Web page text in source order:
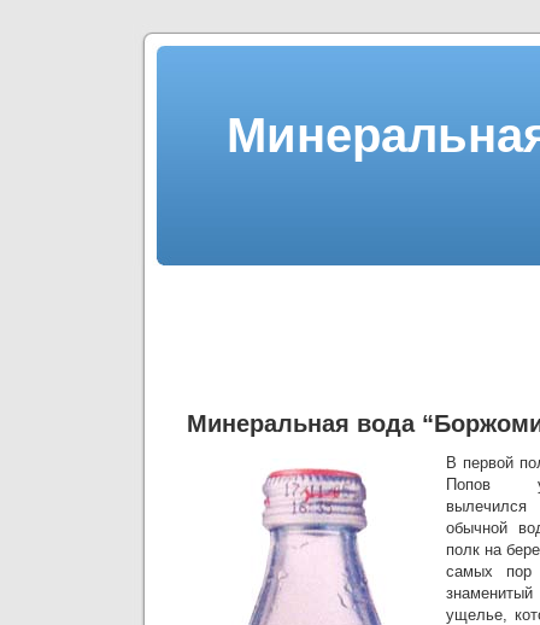
Минеральная вода
В первой
Попов
обычной
полк на
самых пор
ущелье,